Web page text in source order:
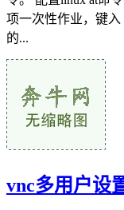
项一次性作业，键入
的...
vnc多用户设